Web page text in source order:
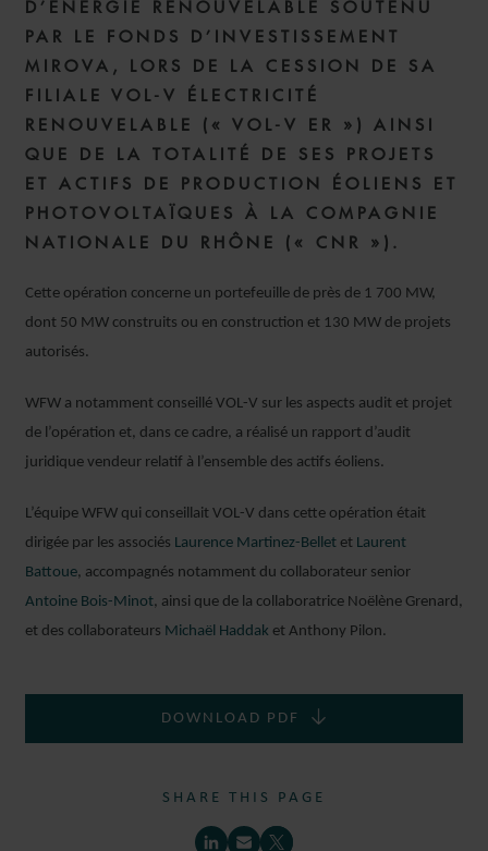
D’ÉNERGIE RENOUVELABLE SOUTENU
PAR LE FONDS D’INVESTISSEMENT
MIROVA, LORS DE LA CESSION DE SA
FILIALE VOL-V ÉLECTRICITÉ
RENOUVELABLE (« VOL-V ER ») AINSI
QUE DE LA TOTALITÉ DE SES PROJETS
ET ACTIFS DE PRODUCTION ÉOLIENS ET
PHOTOVOLTAÏQUES À LA COMPAGNIE
NATIONALE DU RHÔNE (« CNR »).
Cette opération concerne un portefeuille de près de 1 700 MW,
dont 50 MW construits ou en construction et 130 MW de projets
autorisés.
WFW a notamment conseillé VOL-V sur les aspects audit et projet
de l’opération et, dans ce cadre, a réalisé un rapport d’audit
juridique vendeur relatif à l’ensemble des actifs éoliens.
L’équipe WFW qui conseillait VOL-V dans cette opération était
dirigée par les associés Laurence Martinez-Bellet et Laurent
Battoue, accompagnés notamment du collaborateur senior
Antoine Bois-Minot, ainsi que de la collaboratrice Noëlène Grenard,
et des collaborateurs Michaël Haddak et Anthony Pilon.
DOWNLOAD PDF
SHARE THIS PAGE